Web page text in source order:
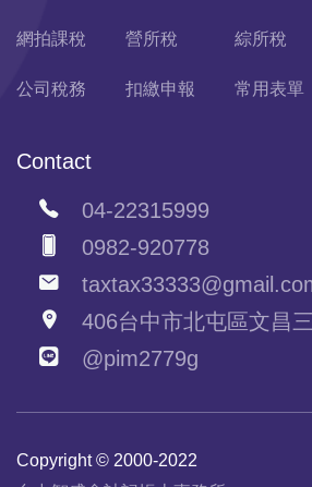
網拍課稅 營所稅 綜所稅
公司稅務 扣繳申報 常用表單
Contact
04-22315999
0982-920778
406台中市北屯區文昌
@pim2779g
Copyright © 2000-2022